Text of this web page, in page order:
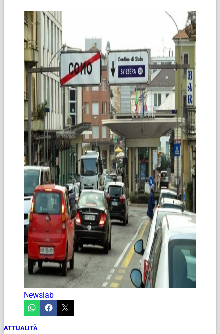
Newslab
ATTUALITÀ